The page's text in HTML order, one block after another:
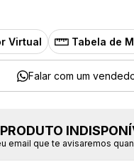
Virtual Tabela de
Falar com um
PRODUTO
email que te avisaremos